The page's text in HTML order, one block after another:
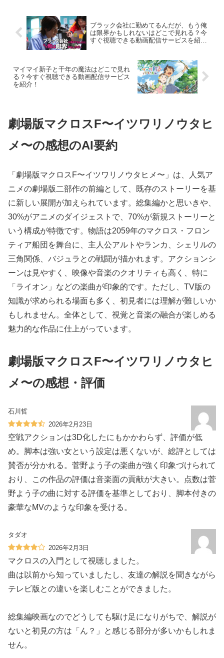
ブラック会社に勤めてるんだが、もう俺
は限界かもしれないはどこで見れる？今
すぐ視聴できる動画配信サービスを紹
マイマイ新子と千年の魔法はどこで見れ
る？今すぐ視聴できる動画配信サービス
を紹介！
劇場版マクロスF〜イツワリノウタヒ
メ〜の感想のAI要約
「劇場版マクロスF〜イツワリノウタヒメ〜」は、人気ア
ニメの劇場版二部作の前編として、既存のストーリーを基
に新しい展開が加えられています。総集編かと思いきや、
30%がアニメのダイジェストで、70%が新規ストーリーと
いう構成が特徴です。物語は2059年のマクロス・フロン
ティア船団を舞台に、主人公アルトやランカ、シェリルの
三角関係、バジュラとの戦闘が描かれます。アクションシ
ーンは見やすく、映像や音楽のクオリティも高く、特に
「ライオン」などの楽曲が印象的です。ただし、TV版の
知識が求められる場面も多く、初見者には理解が難しいか
もしれません。全体として、視覚と音楽の融合が楽しめる
魅力的な作品に仕上がっています。
劇場版マクロスF〜イツワリノウタヒ
メ〜の感想・評価
石川哲
2026年2月23日
空戦アクションは3D化したにもかかわらず、評価が低
め。脚本は強い女という設定は悪くないが、総評としては
賛否が分かれる。菅野よう子の楽曲が強く印象づけられて
おり、この作品の評価は音楽面の貢献が大きい。点数は菅
野よう子の曲に対する評価を基準としており、脚本付きの
豪華なMVのような印象を受ける。
タダオ
2026年2月3日
マクロスの入門として視聴しました。
曲は以前から知っていましたし、友達の解説を聞きながら
テレビ版との違いを楽しむことができました。
総集編映画なのでどうしても駆け足になりがちで、解説が
ないと初見の方は「ん？」と感じる部分が多いかもしれま
せん。